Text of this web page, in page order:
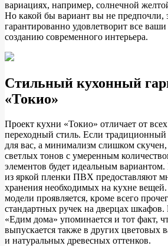
вариациях, например, солнечной
Но какой бы вариант вы не предпочли,
гарантированно удовлетворит все
созданию современного интерьера.
Стильный кухонный
«Токио»
Проект кухни «Токио» отличает от
переходный стиль. Если
для вас, а минимализм слишком скучен,
светлых тонов с умеренным
элементов будет идеальным
из яркой пленки ПВХ предоставляют
хранения необходимых на кухне
модели проявляется, кроме всего
стандартных ручек на дверцах
«Едим дома» упоминается и тот факт,
выпускается также в других цветовых
и натуральных древесных оттенков.